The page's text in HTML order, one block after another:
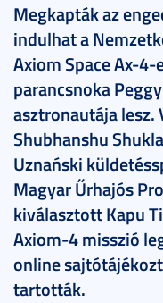
Megkapták az
indulhat a
Axiom Space Ax-
parancsnoka
asztronautája lesz.
Shubhanshu
Uznański
Magyar Űrhajós
kiválasztott Kapu
Axiom-4 misszió
online
tartották.